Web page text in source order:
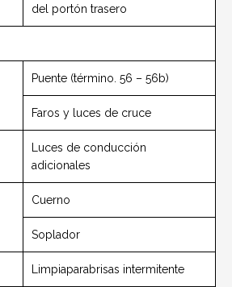
del portón trasero
Puente (término. 56 – 56b)
Faros y luces de cruce
Luces de conducción
adicionales
Cuerno
Soplador
Limpiaparabrisas intermitente